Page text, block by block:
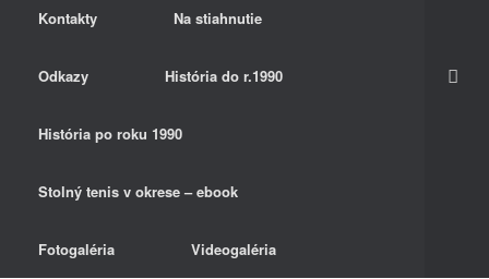
Kontakty Na stiahnutie
Odkazy História do r.1990
História po roku 1990
Stolný tenis v okrese – ebook
Fotogaléria Videogaléria